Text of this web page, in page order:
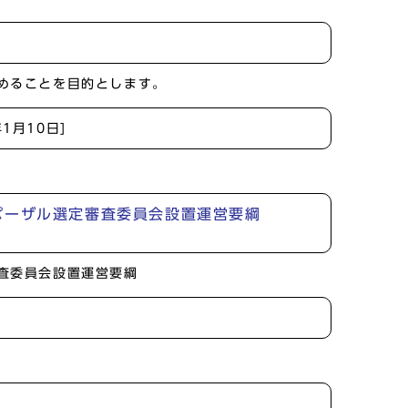
ことを目的とします。
月10日]
ザル選定審査委員会設置運営要綱
委員会設置運営要綱